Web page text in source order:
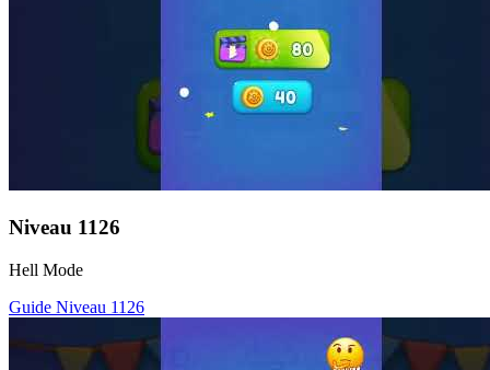
Niveau 1126
Hell Mode
Guide Niveau 1126